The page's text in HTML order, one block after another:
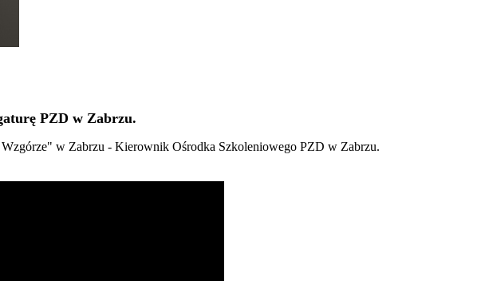
PZD w Zabrzu.
w Zabrzu - Kierownik Ośrodka Szkoleniowego PZD w Zabrzu.